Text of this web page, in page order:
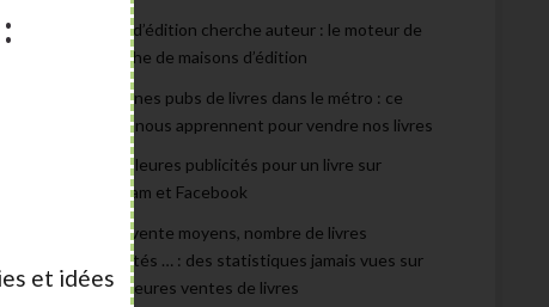
Maison d’édition cherche auteur : le moteur de
recherche de maisons d’édition
Les bonnes pubs de livres dans le métro : ce
qu’elles nous apprennent pour vendre nos livres
Les meilleures publicités pour un livre sur
Instagram et Facebook
Prix de vente moyens, nombre de livres
autoédités … : des statistiques jamais vues sur
les meilleures ventes de livres
et idées